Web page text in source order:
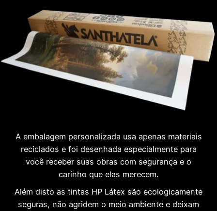
A embalagem personalizada usa apenas materiais
reciclados e foi desenhada especialmente para
você receber suas obras com segurança e o
carinho que elas merecem.
Além disto as tintas HP Látex são ecologicamente
seguras, não agridem o meio ambiente e deixam